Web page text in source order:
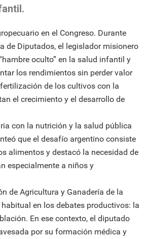
en el Congreso. Durante
de Diputados, el legislador misionero
oculto” en la salud infantil y
los rendimientos sin perder valor
de los cultivos con la
el crecimiento y el desarrollo de
con la nutrición y la salud pública
que el desafío argentino consiste
alimentos y destacó la necesidad de
especialmente a niños y
de Agricultura y Ganadería de la
en los debates productivos: la
En ese contexto, el diputado
por su formación médica y